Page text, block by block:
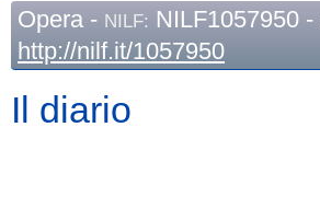
Opera - NILF: NILF1057950 -
http://nilf.it/1057950
Il diario